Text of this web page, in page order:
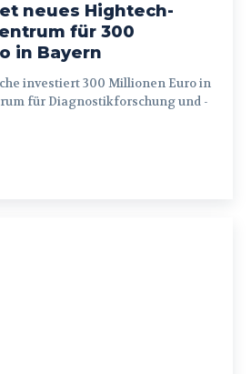
neues Hightech-
für 300
in Bayern
für Diagnostikforschung und -